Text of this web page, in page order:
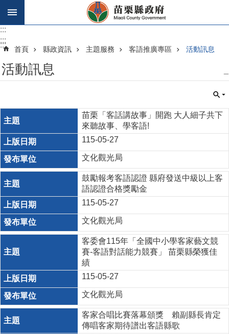
跳到主要內容區塊
:::
:::
::: 首頁 縣政資訊 主題服務 客語推廣專區 活動訊息
活動訊息
苗栗「客話講故事」開跑 大人細子共下
來聽故事、學客語!
115-05-27
文化觀光局
鼓勵報考客語認證 縣府發送中級以上客
語認證合格獎勵金
115-05-27
文化觀光局
客委會115年「全國中小學客家藝文競
賽-客語對話能力競賽」 苗栗縣榮獲佳
績
115-05-27
文化觀光局
客家合唱比賽落幕頒獎 賴副縣長肯定
傳唱客家期待譜出客語縣歌